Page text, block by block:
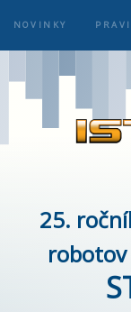
NOVINKY
25.
robotov